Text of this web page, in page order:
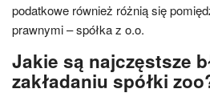
podatkowe również różnią się
prawnymi – spółka z o.o.
Jakie są najczęstsze
zakładaniu spółki